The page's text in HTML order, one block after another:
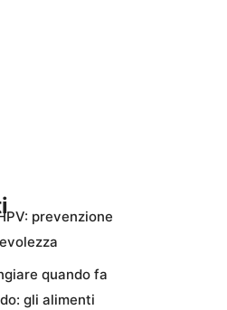
prevenzione
quando fa
gli alimenti